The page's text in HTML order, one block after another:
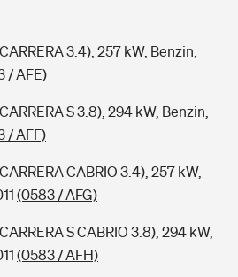
3.4), 257 kW, Benzin,
/ AFE)
S 3.8), 294 kW, Benzin,
/ AFF)
CABRIO 3.4), 257 kW,
(0583 / AFG)
S CABRIO 3.8), 294 kW,
(0583 / AFH)